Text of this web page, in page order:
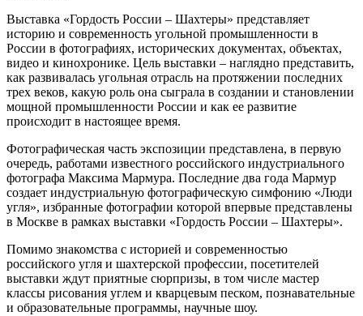
Выставка «Гордость России – Шахтеры» представляет
историю и современность угольной промышленности в
России в фотографиях, исторических документах, объектах,
видео и кинохронике. Цель выставки – наглядно представить,
как развивалась угольная отрасль на протяжении последних
трех веков, какую роль она сыграла в создании и становлении
мощной промышленности России и как ее развитие
происходит в настоящее время.
Фотографическая часть экспозиции представлена, в первую
очередь, работами известного российского индустриального
фотографа Максима Мармура. Последние два года Мармур
создает индустриальную фотографическую симфонию «Люди
угля», избранные фотографии которой впервые представлены
в Москве в рамках выставки «Гордость России – Шахтеры».
Помимо знакомства с историей и современностью
российского угля и шахтерской профессии, посетителей
выставки ждут приятные сюрпризы, в том числе мастер
классы рисования углем и кварцевым песком, познавательные
и образовательные программы, научные шоу.